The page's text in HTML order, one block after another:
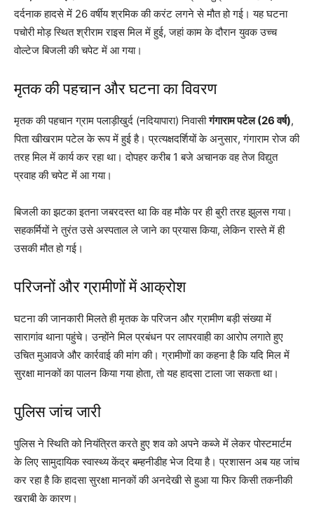
दर्दनाक हादसे में 26 वर्षीय श्रमिक की करंट लगने से मौत हो गई। यह घटना
पचोरी मोड़ स्थित श्रीराम राइस मिल में हुई, जहां काम के दौरान युवक उच्च
वोल्टेज बिजली की चपेट में आ गया।
मृतक की पहचान और घटना का विवरण
मृतक की पहचान ग्राम पलाड़ीखुर्द (नदियापारा) निवासीगंगाराम पटेल (26 वर्ष),
पिता खीखराम पटेल के रूप में हुई है। प्रत्यक्षदर्शियों के अनुसार, गंगाराम रोज की
तरह मिल में कार्य कर रहा था। दोपहर करीब 1 बजे अचानक वह तेज विद्युत
प्रवाह की चपेट में आ गया।
बिजली का झटका इतना जबरदस्त था कि वह मौके पर ही बुरी तरह झुलस गया।
सहकर्मियों ने तुरंत उसे अस्पताल ले जाने का प्रयास किया, लेकिन रास्ते में ही
उसकी मौत हो गई।
परिजनों और ग्रामीणों में आक्रोश
घटना की जानकारी मिलते ही मृतक के परिजन और ग्रामीण बड़ी संख्या में
सारागांव थाना पहुंचे। उन्होंने मिल प्रबंधन पर लापरवाही का आरोप लगाते हुए
उचित मुआवजे और कार्रवाई की मांग की। ग्रामीणों का कहना है कि यदि मिल में
सुरक्षा मानकों का पालन किया गया होता, तो यह हादसा टाला जा सकता था।
पुलिस जांच जारी
पुलिस ने स्थिति को नियंत्रित करते हुए शव को अपने कब्जे में लेकर पोस्टमार्टम
के लिए सामुदायिक स्वास्थ्य केंद्र बम्हनीडीह भेज दिया है। प्रशासन अब यह जांच
कर रहा है कि हादसा सुरक्षा मानकों की अनदेखी से हुआ या फिर किसी तकनीकी
खराबी के कारण।